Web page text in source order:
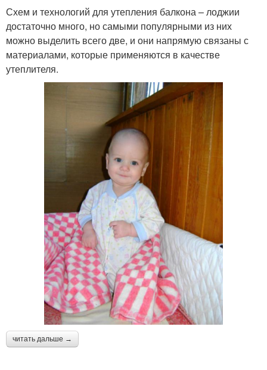
Схем и технологий для утепления балкона – лоджии
достаточно много, но самыми популярными из них
можно выделить всего две, и они напрямую связаны с
материалами, которые применяются в качестве
утеплителя.
читать дальше →